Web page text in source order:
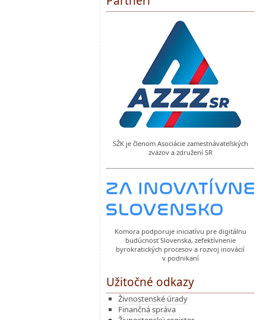
SŽK je členom Asociácie zamestnávateľských
zväzov a združení SR
Komora podporuje iniciatívu pre digitálnu
budúcnosť Slovenska, zefektívnenie
byrokratických procesov a rozvoj inovácií
v podnikaní
Užitočné odkazy
Živnostenské úrady
Finančná správa